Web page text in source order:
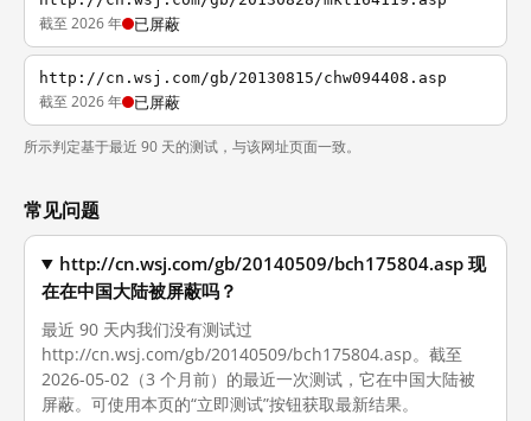
截至 2026 年 已屏蔽
http://cn.wsj.com/gb/20130815/chw094408.asp
截至 2026 年 已屏蔽
所示判定基于最近 90 天的测试，与该网址页面一致。
常见问题
http://cn.wsj.com/gb/20140509/bch175804.asp 现
在在中国大陆被屏蔽吗？
最近 90 天内我们没有测试过
http://cn.wsj.com/gb/20140509/bch175804.asp。截至
2026-05-02（3 个月前）的最近一次测试，它在中国大陆被
屏蔽。可使用本页的“立即测试”按钮获取最新结果。